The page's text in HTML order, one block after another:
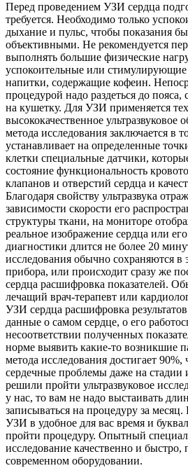
Перед проведением УЗИ сердца
требуется. Необходимо только
дыхание и пульс, чтобы показания
объективными. Не рекомендуется
выполнять большие физические
успокоительные или
напитки, содержащие кофеин.
процедурой надо раздеться до
на кушетку. Для УЗИ применяется
высококачественное ультразвуковое
метода исследования заключается в
устанавливает на определенные
клетки специальные датчики,
состояние функциональность
клапанов и отверстий сердца и
Благодаря свойству ультразвука
зависимости скорости его
структуры ткани, на мониторе
реальное изображение сердца или
диагностики длится не более 20
исследования обычно сохраняются в
прибора, или происходит сразу же
сердца расшифровка показателей.
лечащий врач-терапевт или
УЗИ сердца расшифровка
данные о самом сердце, о его
несоответствии полученных
норме выявить какие-то возникшие
метода исследования достигает 90%,
сердечные проблемы даже на
решили пройти ультразвуковое
у нас, то вам не надо выстаивать
записываться на процедуру за
УЗИ в удобное для вас время и
пройти процедуру. Опытный
исследование качественно и
современном оборудовании.